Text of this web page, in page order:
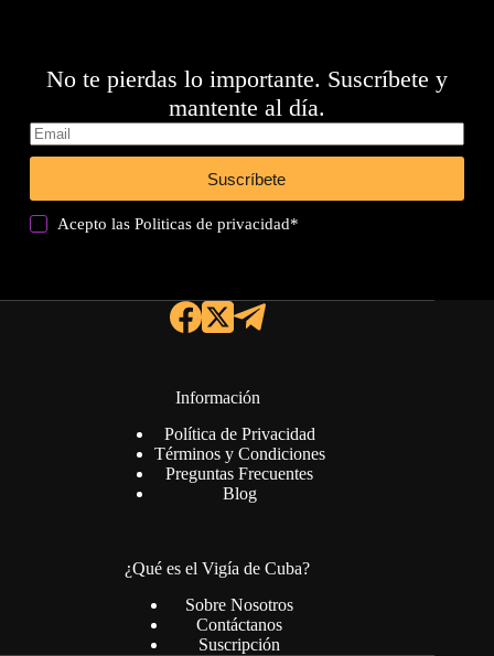
No te pierdas lo importante. Suscríbete y
mantente al día.
Suscríbete
Acepto lasPoliticas de privacidad*
Información
Política de Privacidad
Términos y Condiciones
Preguntas Frecuentes
Blog
¿Qué es el Vigía de Cuba?
Sobre Nosotros
Contáctanos
Suscripción